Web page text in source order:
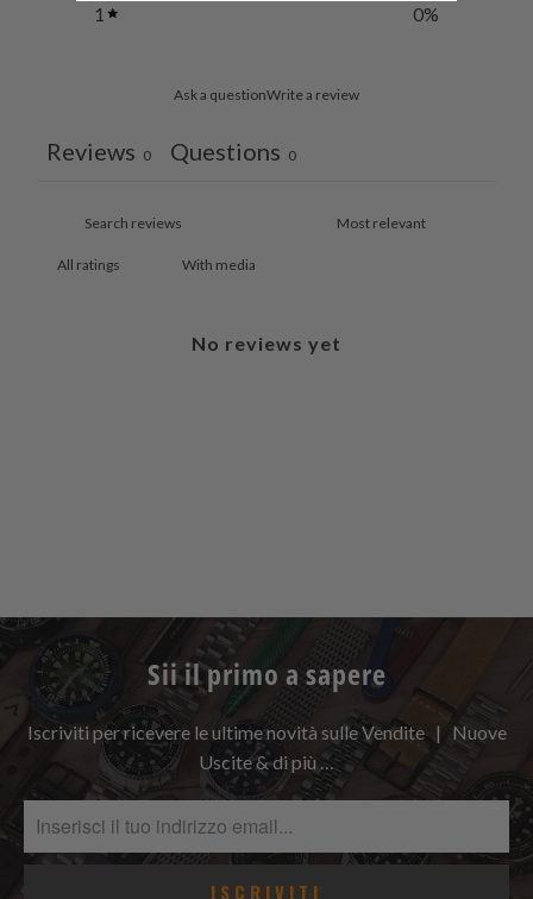
1
0%
Ask a questionWrite a review
Reviews 0 Questions 0
With media
No reviews yet
Sii il primo a sapere
Iscriviti per ricevere le ultime novità sulle Vendite | Nuove
Uscite & di più …